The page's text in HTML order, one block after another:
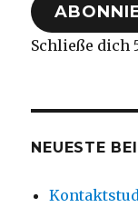
Schließe dich
NEUESTE